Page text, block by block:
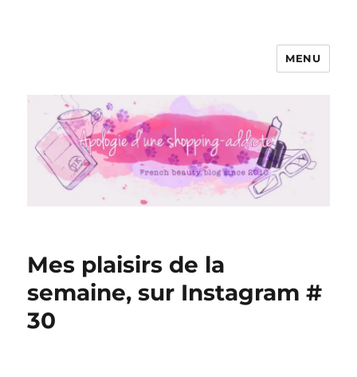
Apologie d'une Shopping-addicte
MENU
Mes plaisirs de la
semaine, sur Instagram #
30